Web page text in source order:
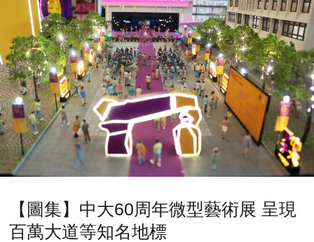
【圖集】中大60周年微型藝術展 呈現
百萬大道等知名地標